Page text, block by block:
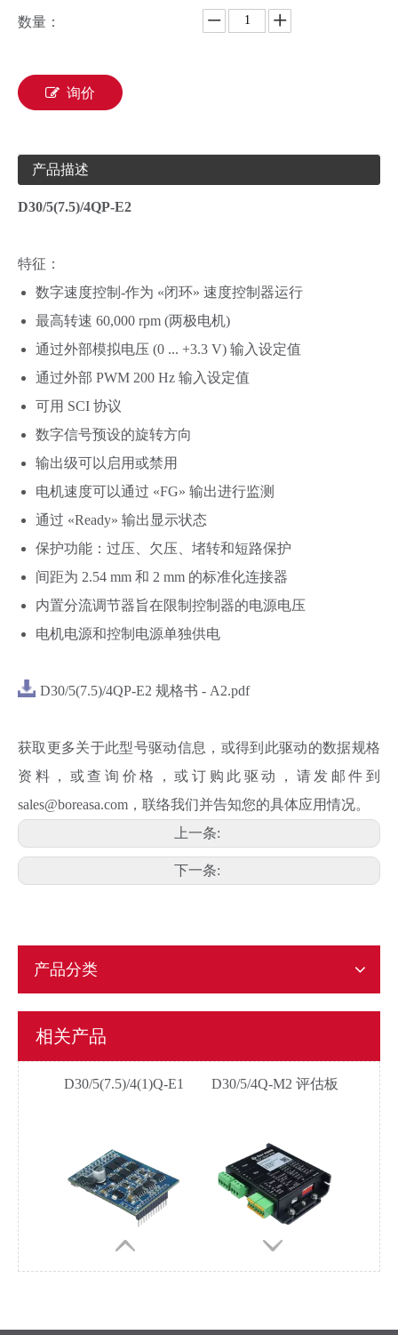
数量：
询价
产品描述
D30/5(7.5)/4QP-E2
特征：
数字速度控制-作为 «闭环» 速度控制器运行
最高转速 60,000 rpm (两极电机)
通过外部模拟电压 (0 ... +3.3 V) 输入设定值
通过外部 PWM 200 Hz 输入设定值
可用 SCI 协议
数字信号预设的旋转方向
输出级可以启用或禁用
电机速度可以通过 «FG» 输出进行监测
通过 «Ready» 输出显示状态
保护功能：过压、欠压、堵转和短路保护
间距为 2.54 mm 和 2 mm 的标准化连接器
内置分流调节器旨在限制控制器的电源电压
电机电源和控制电源单独供电
D30/5(7.5)/4QP-E2 规格书 - A2.pdf
获取更多关于此型号驱动信息，或得到此驱动的数据规格
资料，或查询价格，或订购此驱动，请发邮件到
sales@boreasa.com，联络我们并告知您的具体应用情况。
上一条:
下一条:
产品分类
相关产品
D30/7.5/4QF-E3xay D30/5(7.5)/4(1)Q-E2
D30/5/4QF-E2 D30/15/4Q-E1